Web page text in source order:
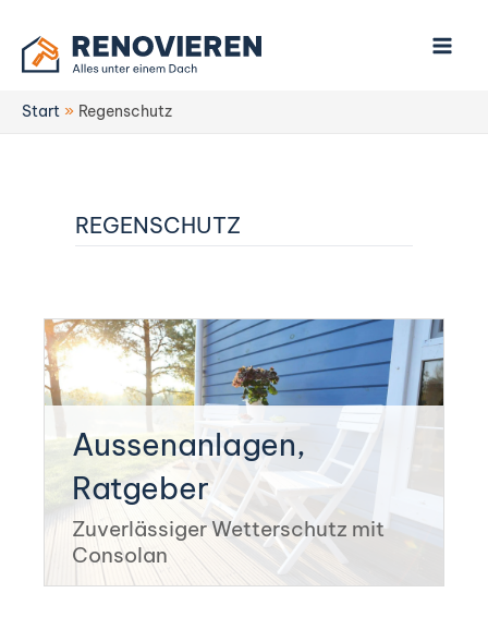
Inhalt
springen
Start Regenschutz
REGENSCHUTZ
Zuverlässiger Wetterschutz mit
Consolan
Kategorie:
Aussenanlagen,
Ratgeber